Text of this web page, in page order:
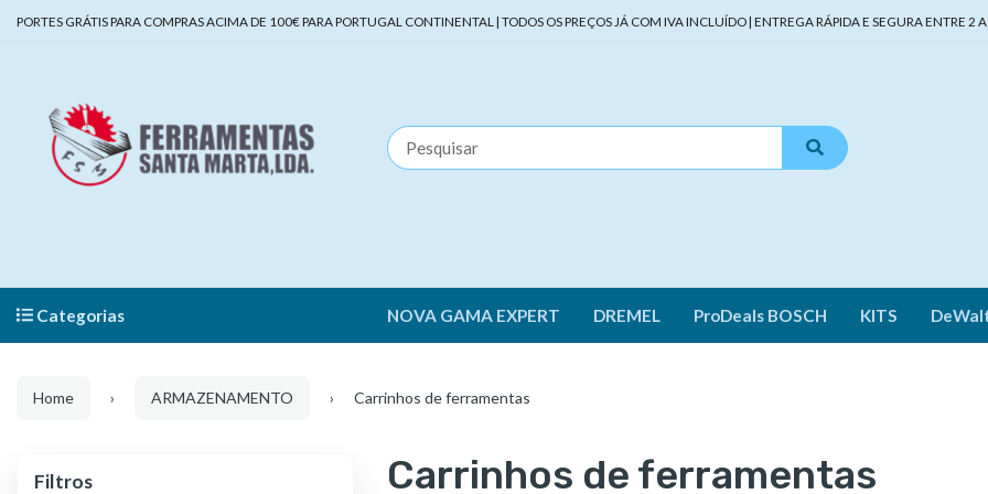
PORTES GRÁTIS PARA COMPRAS ACIMA DE 100€ PARA PORTUGAL CONTINENTAL | TODOS OS PREÇOS JÁ COM IVA INCLUÍDO | ENTREGA RÁPIDA E SEGURA ENTRE 2
NOVA GAMA EXPERT DREMEL ProDeals BOSCH KITS
Categorias
Home ARMAZENAMENTO Carrinhos de ferramentas
Filtros Carrinhos de ferramentas